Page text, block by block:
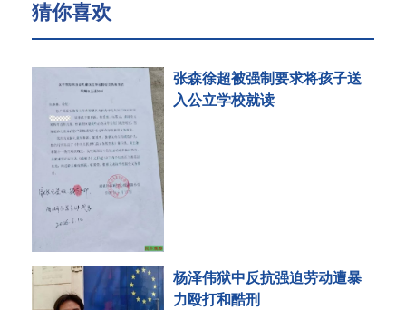
猜你喜欢
张森徐超被强制要求将孩子送
入公立学校就读
杨泽伟狱中反抗强迫劳动遭暴
力殴打和酷刑